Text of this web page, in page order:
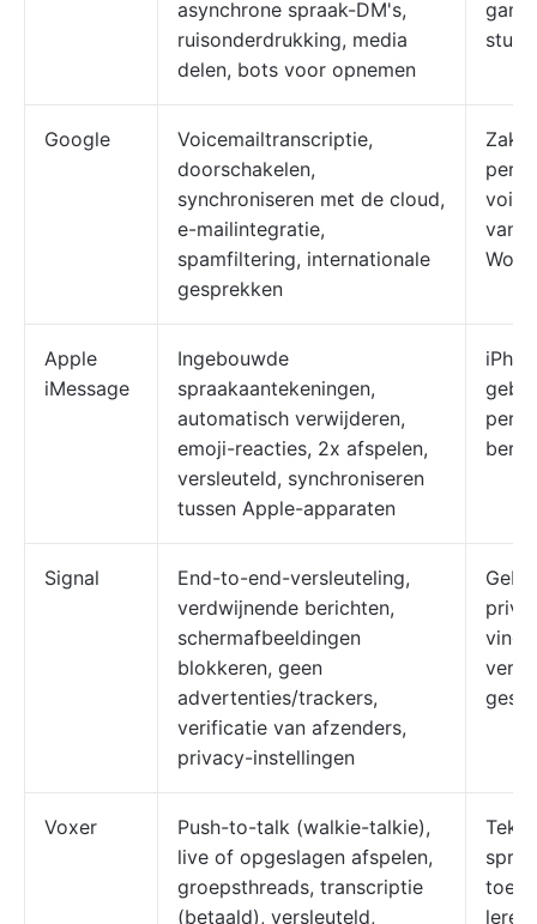
asynchrone spraak-DM's,
ruisonderdrukking, media
delen, bots voor opnemen
Google
Voicemailtranscriptie,
doorschakelen,
synchroniseren met de cloud,
e-mailintegratie,
spamfiltering, internationale
gesprekken
van
Apple
iMessage
Ingebouwde
spraakaantekeningen,
automatisch verwijderen,
emoji-reacties, 2x afspelen,
versleuteld, synchroniseren
tussen Apple-apparaten
Signal
End-to-end-versleuteling,
verdwijnende berichten,
schermafbeeldingen
blokkeren, geen
advertenties/trackers,
verificatie van afzenders,
privacy-instellingen
Voxer
Push-to-talk (walkie-talkie),
live of opgeslagen afspelen,
groepsthreads, transcriptie
(betaald), versleuteld,
leren